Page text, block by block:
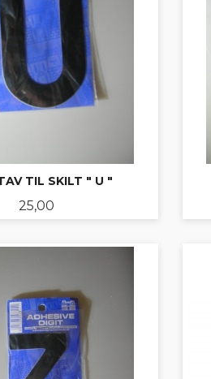
TIL SKILT " U "
Pris
25,00
KJØP